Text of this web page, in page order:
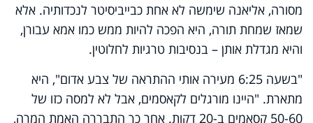
מסורה, אליאנה שימשה לא אחת כבייביסיטר לנכדותיה. אלא
שמאז שמחת תורה, היא הפכה להיות ממש כמו אמא עבורן,
והיא מגדלת אותן – בנסיבות טרגיות לחלוטין.
"בשעה 6:25 מעירה אותי ההתראה של צבע אדום", היא
מתארת. "היינו מורגלים לקאסמים, אבל לא למסה כזו של
50-60 קסאמים ב-20 דקות. אחר כך התבררה האמת המרה,